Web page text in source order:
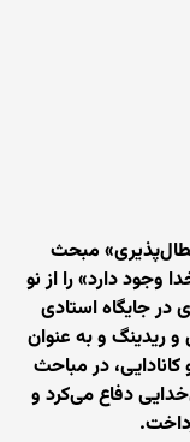
و ابطال‌پذیری» مبحث
وجود دارد» را از نو
در جایگاه استادی
ریدینگ و به عنوان
در مباحث
دفاع می‌کرد و